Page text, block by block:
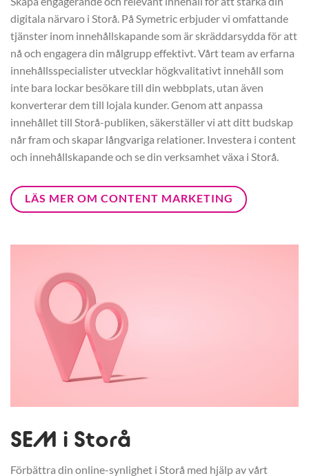
digitala närvaro i Storå. På Symetric erbjuder vi omfattande
tjänster inom innehållskapande som är skräddarsydda för att
nå och engagera din målgrupp effektivt. Vårt team av erfarna
innehållsspecialister utvecklar högkvalitativt innehåll som
inte bara lockar besökare till din webbplats, utan även
konverterar dem till lojala kunder. Genom att anpassa
innehållet till Storå-publiken, säkerställer vi att ditt budskap
når fram och skapar långvariga relationer. Investera i content
och innehållskapande och se din verksamhet växa i Storå.
LÄS MER OM CONTENT MARKETING
SEM i Storå
Förbättra din online-synlighet i Storå med hjälp av vårt